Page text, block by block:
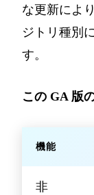
な更新によ
ジトリ種別
す。
この GA 版
機能
非